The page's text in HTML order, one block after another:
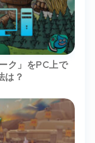
ク」をPC上で
は？